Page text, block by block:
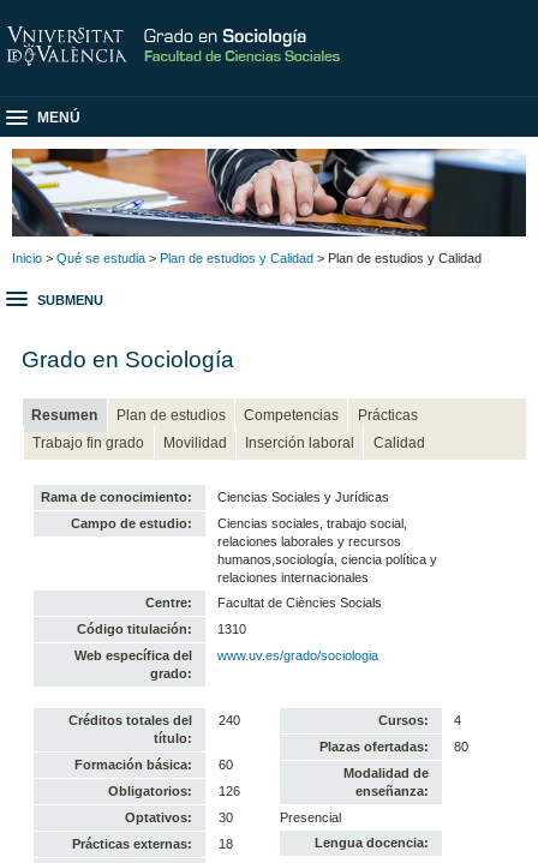
MENÚ
Inicio > Qué se estudia > Plan de estudios y Calidad > Plan de estudios y Calidad
SUBMENU
Grado en Sociología
Resumen Plan de estudios Competencias
Prácticas
Trabajo fin grado
Movilidad Inserción laboral Calidad
Rama de conocimiento:
Ciencias Sociales y Jurídicas
Campo de estudio:
Ciencias sociales, trabajo social,
relaciones laborales y recursos
humanos,sociología, ciencia política y
relaciones internacionales
Centre:
Facultat de Ciències Socials
Código titulación:
1310
Web específica del
grado:
www.uv.es/grado/sociologia
Créditos totales del
título:
240
Formación básica:
60
Obligatorios:
126
Optativos:
30
Prácticas externas:
18
Cursos:
4
Plazas ofertadas:
80
Modalidad de
enseñanza:
Presencial
Lengua docencia: